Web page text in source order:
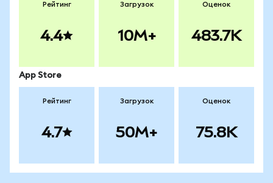
Рейтинг
4.4
Загрузок
10M+
Оценок
483.7K
App Store
Рейтинг
4.7
Загрузок
50M+
Оценок
75.8K